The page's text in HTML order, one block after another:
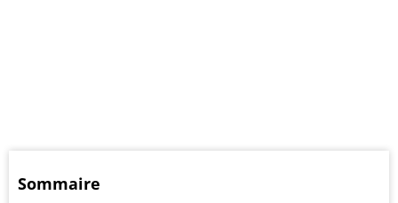
Sommaire